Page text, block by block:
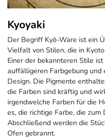
Kyoyaki
Der Begriff Kyō-Ware ist ein
Vielfalt von Stilen, die in
Einer der bekannteren Stile
auffälligeren Farbgebung und
Design. Die Pigmente
die Farben sind kräftig und
irgendwelche Farben für die
es, die richtige Farbe, die
Abschließend werden die
Ofen gebrannt.